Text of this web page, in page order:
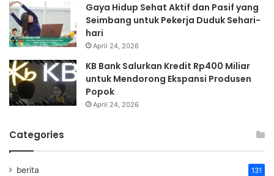
Gaya Hidup Sehat Aktif dan Pasif yang
Seimbang untuk Pekerja Duduk Sehari-
hari
April 24, 2026
KB Bank Salurkan Kredit Rp400 Miliar
untuk Mendorong Ekspansi Produsen
Popok
April 24, 2026
Categories
berita 131